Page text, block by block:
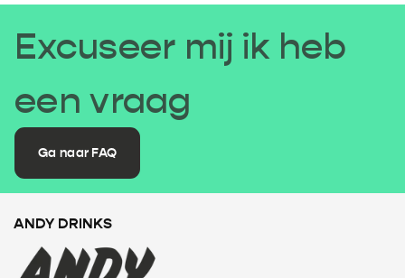
Excuseer mij ik heb
een vraag
Ga naar FAQ
ANDY DRINKS